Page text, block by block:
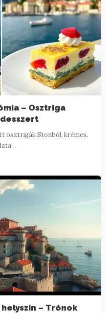
– Osztriga
osztrigák Stonból, krémes,
– Trónok